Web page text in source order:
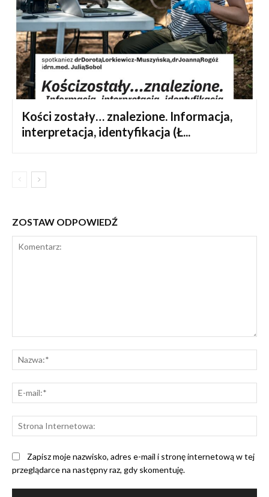
Kości zostały… znalezione. Informacja,
interpretacja, identyfikacja (Ł...
ZOSTAW ODPOWIEDŹ
Zapisz moje nazwisko, adres e-mail i stronę internetową w tej
przeglądarce na następny raz, gdy skomentuję.